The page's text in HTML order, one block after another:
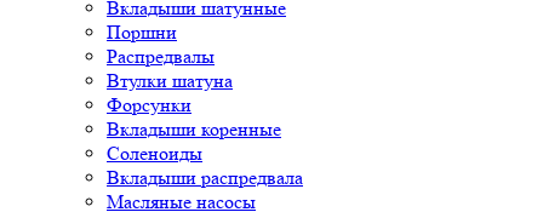
Вкладыши шатунные
Поршни
Распредвалы
Втулки шатуна
Форсунки
Вкладыши коренные
Соленоиды
Вкладыши распредвала
Масляные насосы